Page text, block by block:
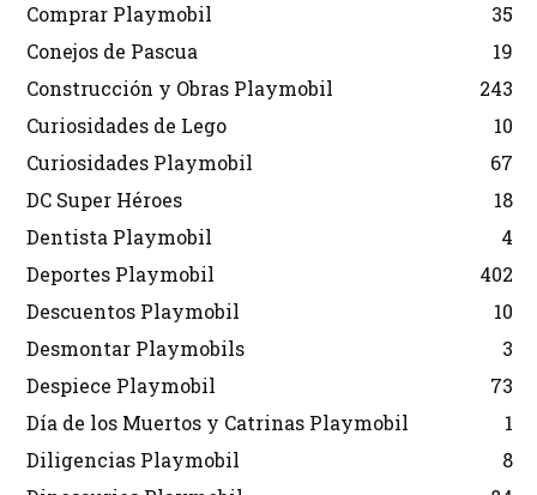
Comprar Playmobil
35
Conejos de Pascua
19
Construcción y Obras Playmobil
243
Curiosidades de Lego
10
Curiosidades Playmobil
67
DC Super Héroes
18
Dentista Playmobil
4
Deportes Playmobil
402
Descuentos Playmobil
10
Desmontar Playmobils
3
Despiece Playmobil
73
Día de los Muertos y Catrinas Playmobil
1
Diligencias Playmobil
8